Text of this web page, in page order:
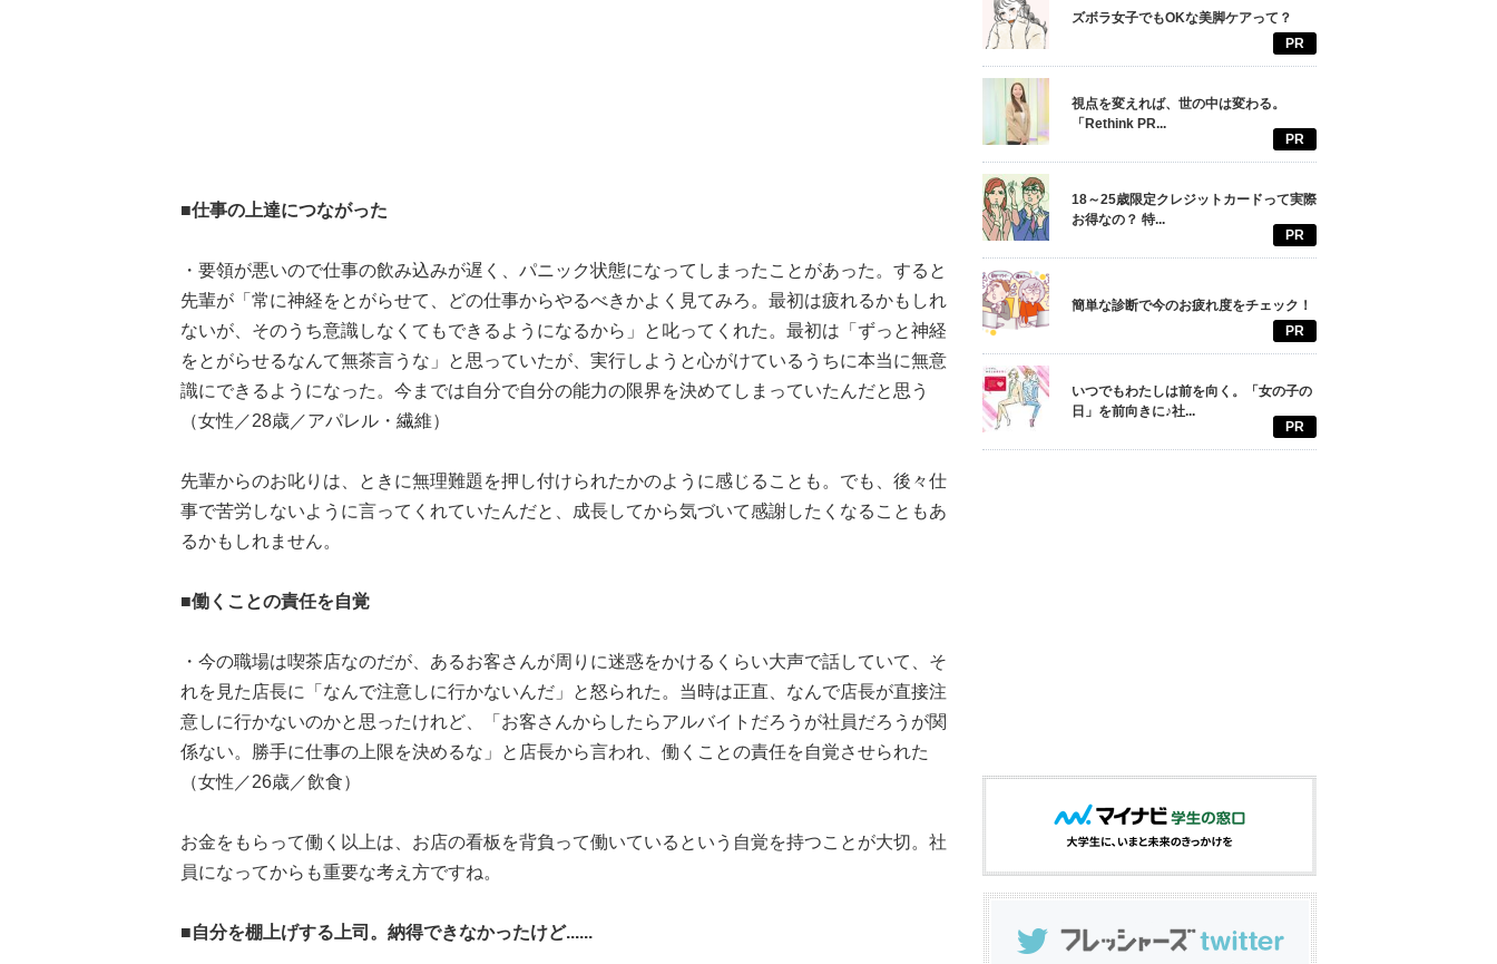
■仕事の上達につながった
・要領が悪いので仕事の飲み込みが遅く、パニック状態になってしまったことがあった。すると
先輩が「常に神経をとがらせて、どの仕事からやるべきかよく見てみろ。最初は疲れるかもしれ
ないが、そのうち意識しなくてもできるようになるから」と叱ってくれた。最初は「ずっと神経
をとがらせるなんて無茶言うな」と思っていたが、実行しようと心がけているうちに本当に無意
識にできるようになった。今までは自分で自分の能力の限界を決めてしまっていたんだと思う
（女性／28歳／アパレル・繊維）
先輩からのお叱りは、ときに無理難題を押し付けられたかのように感じることも。でも、後々仕
事で苦労しないように言ってくれていたんだと、成長してから気づいて感謝したくなることもあ
るかもしれません。
■働くことの責任を自覚
・今の職場は喫茶店なのだが、あるお客さんが周りに迷惑をかけるくらい大声で話していて、そ
れを見た店長に「なんで注意しに行かないんだ」と怒られた。当時は正直、なんで店長が直接注
意しに行かないのかと思ったけれど、「お客さんからしたらアルバイトだろうが社員だろうが関
係ない。勝手に仕事の上限を決めるな」と店長から言われ、働くことの責任を自覚させられた
（女性／26歳／飲食）
お金をもらって働く以上は、お店の看板を背負って働いているという自覚を持つことが大切。社
員になってからも重要な考え方ですね。
■自分を棚上げする上司。納得できなかったけど......
ズボラ女子でもOKな美脚ケアって？
PR
視点を変えれば、世の中は変わる。
「Rethink PR...
PR
18～25歳限定クレジットカードって実際
お得なの？ 特...
PR
簡単な診断で今のお疲れ度をチェック！
PR
いつでもわたしは前を向く。「女の子の
日」を前向きに♪社...
PR